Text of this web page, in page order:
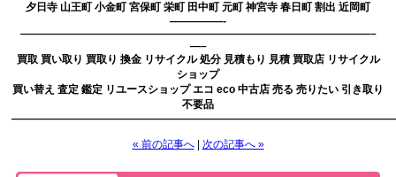
夕日寺 山王町 小金町 宮保町 栄町 田中町 元町 神宮寺 春日町 割出 近岡町
—————-
—————————————————————————————————–
—–
買取 買い取り 買取り 換金 リサイクル 処分 見積もり 見積 買取店 リサイクル
ショップ
買い替え 査定 鑑定 リユースショップ エコ eco 中古店 売る 売りたい 引き取り
不要品
« 前の記事へ| 次の記事へ »